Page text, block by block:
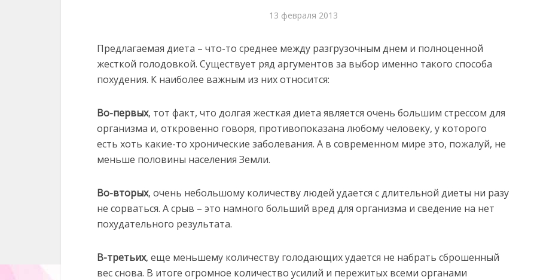
13 февраля 2013
Предлагаемая диета – что-то среднее между разгрузочным днем и полноценной
жесткой голодовкой. Существует ряд аргументов за выбор именно такого способа
похудения. К наиболее важным из них относится:
Во-первых, тот факт, что долгая жесткая диета является очень большим стрессом для
организма и, откровенно говоря, противопоказана любому человеку, у которого
есть хоть какие-то хронические заболевания. А в современном мире это, пожалуй, не
меньше половины населения Земли.
Во-вторых, очень небольшому количеству людей удается с длительной диеты ни разу
не сорваться. А срыв – это намного больший вред для организма и сведение на нет
похудательного результата.
В-третьих, еще меньшему количеству голодающих удается не набрать сброшенный
вес снова. В итоге огромное количество усилий и пережитых всеми органами